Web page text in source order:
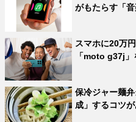
がもたらす「音
スマホに20万
「moto g37j
保冷ジャー麺
成」するコツ